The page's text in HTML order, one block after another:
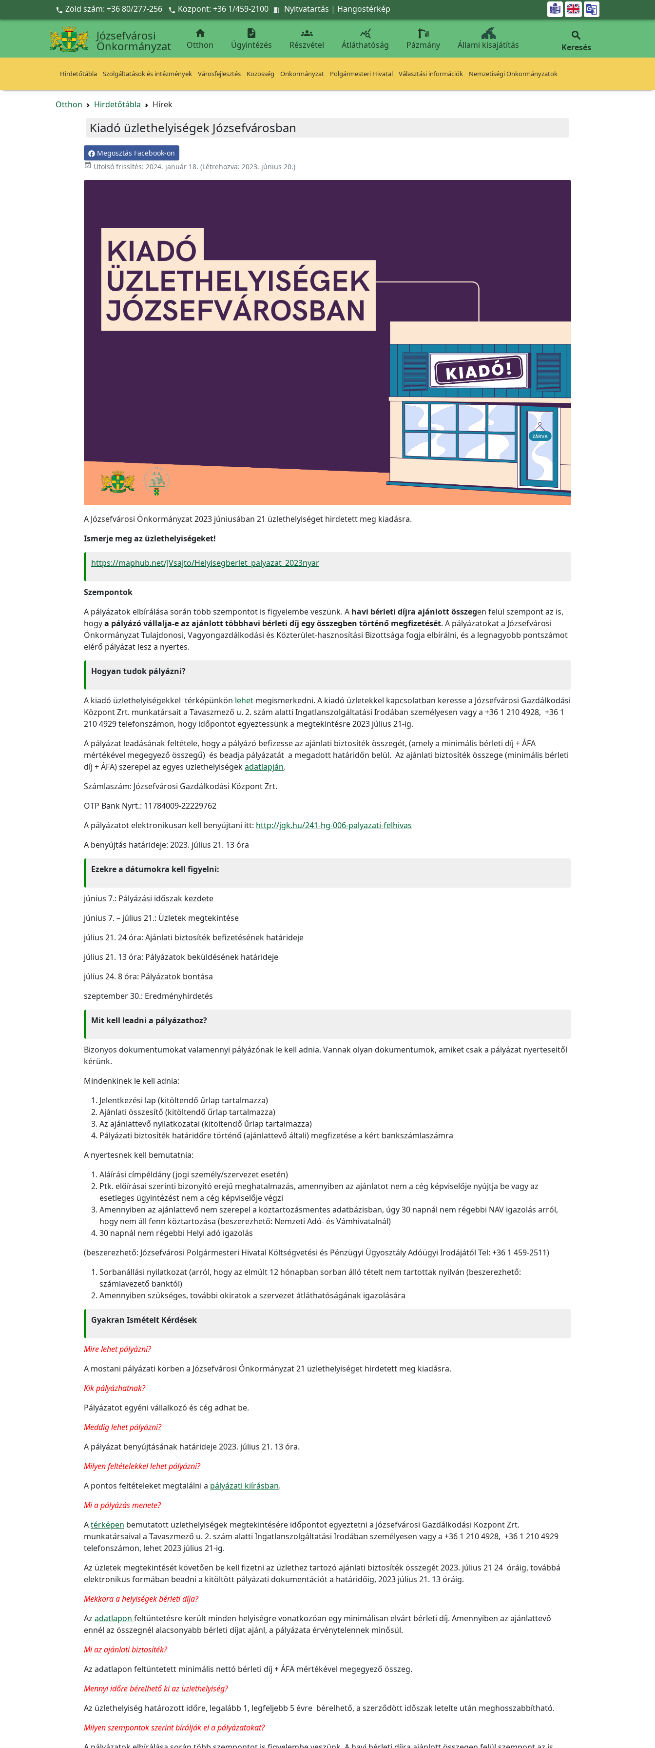
Ugrás a fő tartalomra
 Zöld szám: +36 80/277-256  Központ: +36 1/459-2100  Nyitvatartás | Hangostérkép 
Józsefvárosi
Önkormányzat

Otthon

Ügyintézés

Részvétel

Átláthatóság Pázmány Állami kisajátítás

Keresés
Hirdetőtábla Szolgáltatások és intézmények Városfejlesztés Közösség Önkormányzat Polgármesteri Hivatal Választási információk Nemzetiségi Önkormányzatok
Otthon Hirdetőtábla Hírek
Kiadó üzlethelyiségek Józsefvárosban
Megosztás Facebook-on
 Utolsó frissítés: 2024. január 18. (Létrehozva: 2023. június 20.)
A Józsefvárosi Önkormányzat 2023 júniusában 21 üzlethelyiséget hirdetett meg kiadásra.
Ismerje meg az üzlethelyiségeket!
https://maphub.net/JVsajto/Helyisegberlet_palyazat_2023nyar
Szempontok
A pályázatok elbírálása során több szempontot is figyelembe veszünk. A havi bérleti díjra ajánlott összegen felül szempont az is,
hogya pályázó vállalja-e az ajánlott többhavi bérleti díj egy összegben történő megfizetését. A pályázatokat a Józsefvárosi
Önkormányzat Tulajdonosi, Vagyongazdálkodási és Közterület-hasznosítási Bizottsága fogja elbírálni, és a legnagyobb pontszámot
elérő pályázat lesz a nyertes.
Hogyan tudok pályázni?
A kiadó üzlethelyiségekkel térképünkön lehet megismerkedni. A kiadó üzletekkel kapcsolatban keresse a Józsefvárosi Gazdálkodási
Központ Zrt. munkatársait a Tavaszmező u. 2. szám alatti Ingatlanszolgáltatási Irodában személyesen vagy a +36 1 210 4928, +36 1
210 4929 telefonszámon, hogy időpontot egyeztessünk a megtekintésre 2023 július 21-ig.
A pályázat leadásának feltétele, hogy a pályázó befizesse az ajánlati biztosíték összegét, (amely a minimális bérleti díj + ÁFA
mértékével megegyező összegű) és beadja pályázatát a megadott határidőn belül. Az ajánlati biztosíték összege (minimális bérleti
díj + ÁFA) szerepel az egyes üzlethelyiségekadatlapján.
Számlaszám: Józsefvárosi Gazdálkodási Központ Zrt.
OTP Bank Nyrt.: 11784009-22229762
A pályázatot elektronikusan kell benyújtani itt: http://jgk.hu/241-hg-006-palyazati-felhivas
A benyújtás határideje: 2023. július 21. 13 óra
Ezekre a dátumokra kell figyelni:
június 7.: Pályázási időszak kezdete
június 7. – július 21.: Üzletek megtekintése
július 21. 24 óra: Ajánlati biztosíték befizetésének határideje
július 21. 13 óra: Pályázatok beküldésének határideje
július 24. 8 óra: Pályázatok bontása
szeptember 30.: Eredményhirdetés
Mit kell leadni a pályázathoz?
Bizonyos dokumentumokat valamennyi pályázónak le kell adnia. Vannak olyan dokumentumok, amiket csak a pályázat nyerteseitől
kérünk.
Mindenkinek le kell adnia:
Jelentkezési lap (kitöltendő űrlap tartalmazza)
Ajánlati összesítő (kitöltendő űrlap tartalmazza)
Az ajánlattevő nyilatkozatai (kitöltendő űrlap tartalmazza)
Pályázati biztosíték határidőre történő (ajánlattevő általi) megfizetése a kért bankszámlaszámra
A nyertesnek kell bemutatnia:
Aláírási címpéldány (jogi személy/szervezet esetén)
Ptk. előírásai szerinti bizonyító erejű meghatalmazás, amennyiben az ajánlatot nem a cég képviselője nyújtja be vagy az
esetleges ügyintézést nem a cég képviselője végzi
Amennyiben az ajánlattevő nem szerepel a köztartozásmentes adatbázisban, úgy 30 napnál nem régebbi NAV igazolás arról,
hogy nem áll fenn köztartozása (beszerezhető: Nemzeti Adó- és Vámhivatalnál)
30 napnál nem régebbi Helyi adó igazolás
(beszerezhető: Józsefvárosi Polgármesteri Hivatal Költségvetési és Pénzügyi Ügyosztály Adóügyi Irodájától Tel: +36 1 459-2511)
Sorbanállási nyilatkozat (arról, hogy az elmúlt 12 hónapban sorban álló tételt nem tartottak nyilván (beszerezhető:
számlavezető banktól)
Amennyiben szükséges, további okiratok a szervezet átláthatóságának igazolására
Gyakran Ismételt Kérdések
Mire lehet pályázni?
A mostani pályázati körben a Józsefvárosi Önkormányzat 21 üzlethelyiséget hirdetett meg kiadásra.
Kik pályázhatnak?
Pályázatot egyéni vállalkozó és cég adhat be.
Meddig lehet pályázni?
A pályázat benyújtásának határideje 2023. július 21. 13 óra.
Milyen feltételekkel lehet pályázni?
A pontos feltételeket megtalálni a pályázati kiírásban.
Mi a pályázás menete?
Atérképen bemutatott üzlethelyiségek megtekintésére időpontot egyeztetni a Józsefvárosi Gazdálkodási Központ Zrt.
munkatársaival a Tavaszmező u. 2. szám alatti Ingatlanszolgáltatási Irodában személyesen vagy a +36 1 210 4928, +36 1 210 4929
telefonszámon, lehet 2023 július 21-ig.
Az üzletek megtekintését követően be kell fizetni az üzlethez tartozó ajánlati biztosíték összegét 2023. július 21 24 óráig, továbbá
elektronikus formában beadni a kitöltött pályázati dokumentációt a határidőig, 2023 július 21. 13 óráig.
Mekkora a helyiségek bérleti díja?
Az adatlapon feltüntetésre került minden helyiségre vonatkozóan egy minimálisan elvárt bérleti díj. Amennyiben az ajánlattevő
ennél az összegnél alacsonyabb bérleti díjat ajánl, a pályázata érvénytelennek minősül.
Mi az ajánlati biztosíték?
Az adatlapon feltüntetett minimális nettó bérleti díj + ÁFA mértékével megegyező összeg.
Mennyi időre bérelhető ki az üzlethelyiség?
Az üzlethelyiség határozott időre, legalább 1, legfeljebb 5 évre bérelhető, a szerződött időszak letelte után meghosszabbítható.
Milyen szempontok szerint bírálják el a pályázatokat?